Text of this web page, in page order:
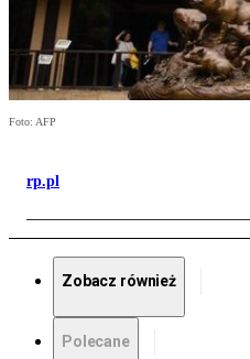
Foto: AFP
rp.pl
Zobacz również
Polecane